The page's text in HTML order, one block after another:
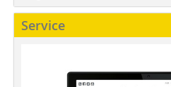
Service